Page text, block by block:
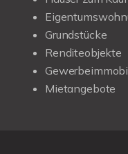
Grundstücke
Renditeobjekte
Mietangebote